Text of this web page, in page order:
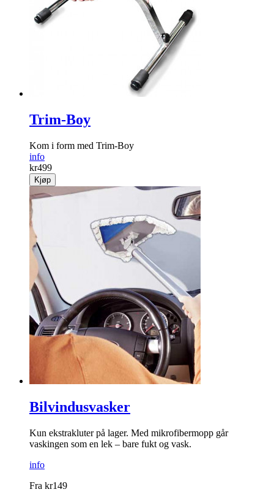
Trim-Boy
Kom i form med Trim-Boy
info
kr499
Kjøp
Bilvindusvasker
Kun ekstrakluter på lager. Med mikrofibermopp går
vaskingen som en lek – bare fukt og vask.
info
Fra kr149